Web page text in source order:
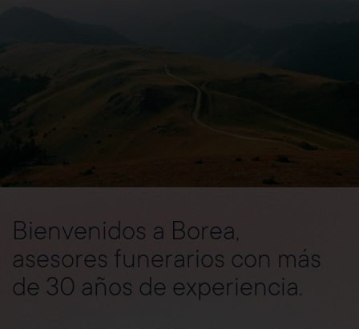
Bienvenidos a Borea,
asesores funerarios con más
de 30 años de experiencia.